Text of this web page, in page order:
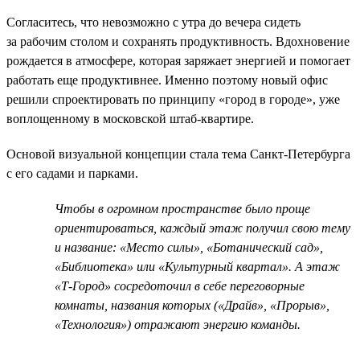
Согласитесь, что невозможно с утра до вечера сидеть
за рабочим столом и сохранять продуктивность. Вдохновение
рождается в атмосфере, которая заряжает энергией и помогает
работать еще продуктивнее. Именно поэтому новый офис
решили спроектировать по принципу «город в городе», уже
воплощенному в московской штаб-квартире.
Основой визуальной концепции стала тема Санкт-Петербурга
с его садами и парками.
Чтобы в огромном пространстве было проще
ориентироваться, каждый этаж получил свою тему
и название: «Место силы», «Ботанический сад»,
«Библиотека» или «Культурный квартал». А этаж
«Т-Город» сосредоточил в себе переговорные
комнаты, названия которых («Драйв», «Прорыв»,
«Технология») отражают энергию команды.